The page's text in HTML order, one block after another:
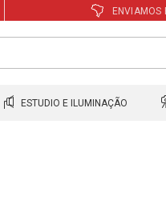
ENVIAMOS
ESTUDIO E ILUMINAÇÃO